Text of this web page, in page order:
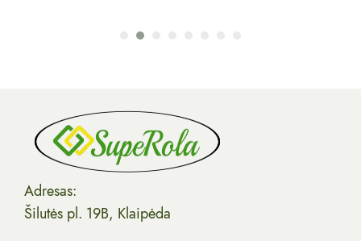
Adresas:
Šilutės pl. 19B, Klaipėda